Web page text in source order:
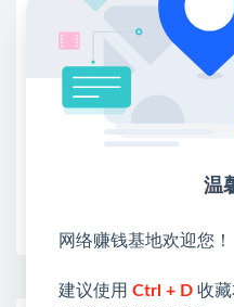
②：选择【在浏览器打
③：点击右上方
限时活动：注册新用户
温
网络赚钱基地欢迎您！
建议使用 Ctrl + D 收